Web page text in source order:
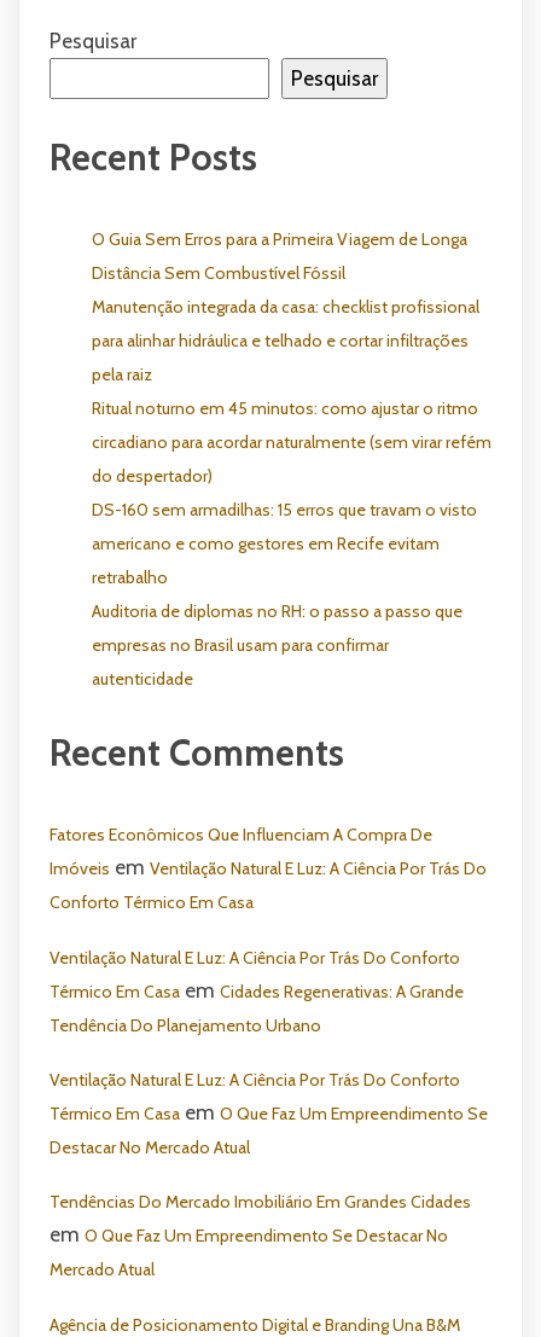
Pesquisar
Pesquisar
Recent Posts
O Guia Sem Erros para a Primeira Viagem de Longa
Distância Sem Combustível Fóssil
Manutenção integrada da casa: checklist profissional
para alinhar hidráulica e telhado e cortar infiltrações
pela raiz
Ritual noturno em 45 minutos: como ajustar o ritmo
circadiano para acordar naturalmente (sem virar refém
do despertador)
DS-160 sem armadilhas: 15 erros que travam o visto
americano e como gestores em Recife evitam
retrabalho
Auditoria de diplomas no RH: o passo a passo que
empresas no Brasil usam para confirmar
autenticidade
Recent Comments
Fatores Econômicos Que Influenciam A Compra De
Imóveis em Ventilação Natural E Luz: A Ciência Por Trás Do
Conforto Térmico Em Casa
Ventilação Natural E Luz: A Ciência Por Trás Do Conforto
Térmico Em Casa em Cidades Regenerativas: A Grande
Tendência Do Planejamento Urbano
Ventilação Natural E Luz: A Ciência Por Trás Do Conforto
Térmico Em Casa em O Que Faz Um Empreendimento Se
Destacar No Mercado Atual
Tendências Do Mercado Imobiliário Em Grandes Cidades
em O Que Faz Um Empreendimento Se Destacar No
Mercado Atual
Agência de Posicionamento Digital e Branding Una B&M